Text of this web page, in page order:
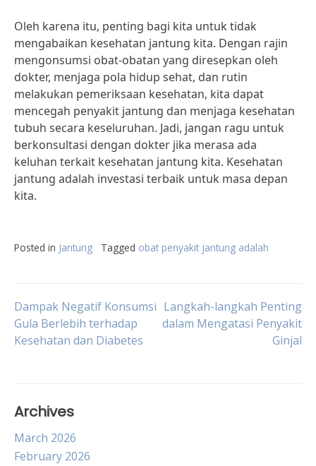
Oleh karena itu, penting bagi kita untuk tidak
mengabaikan kesehatan jantung kita. Dengan rajin
mengonsumsi obat-obatan yang diresepkan oleh
dokter, menjaga pola hidup sehat, dan rutin
melakukan pemeriksaan kesehatan, kita dapat
mencegah penyakit jantung dan menjaga kesehatan
tubuh secara keseluruhan. Jadi, jangan ragu untuk
berkonsultasi dengan dokter jika merasa ada
keluhan terkait kesehatan jantung kita. Kesehatan
jantung adalah investasi terbaik untuk masa depan
kita.
Posted in Jantung Tagged obat penyakit jantung adalah
Post
navigation
Dampak Negatif Konsumsi
Gula Berlebih terhadap
Kesehatan dan Diabetes
Langkah-langkah Penting
dalam Mengatasi Penyakit
Ginjal
Archives
March 2026
February 2026